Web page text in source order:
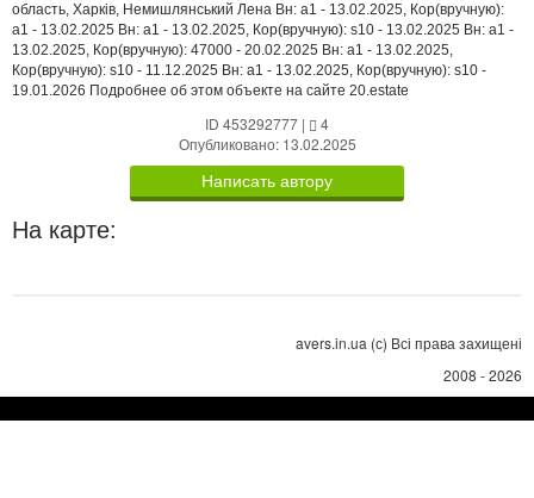
область, Харків, Немишлянський Лена Вн: a1 - 13.02.2025, Кор(вручную):
a1 - 13.02.2025 Вн: a1 - 13.02.2025, Кор(вручную): s10 - 13.02.2025 Вн: a1 -
13.02.2025, Кор(вручную): 47000 - 20.02.2025 Вн: a1 - 13.02.2025,
Кор(вручную): s10 - 11.12.2025 Вн: a1 - 13.02.2025, Кор(вручную): s10 -
19.01.2026 Подробнее об этом объекте на сайте 20.estate
ID 453292777 |
4
Опубликовано: 13.02.2025
Написать автору
На карте:
avers.in.ua (с) Всі права захищені
2008 - 2026